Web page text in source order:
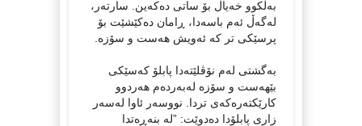
بەڵکوو خەیاڵ بۆ ساتی دەکەین. سارتەر،
لەگەڵ ئەم باسەدا، ڕامان دەکێشێت بۆ
پرسێکی تر کە ئەویش هەست و سۆزە.
بەگشتی لەم نۆڤلێتەدا پابلۆ کەسێکی
بێهەست و سۆزە لەبەردەم هەردوو
کارێکتەرەکەی تردا. نووسەر ئاوا لەسەر
زاری پابلۆدا دەدوێت: ”لە بنەڕەتدا